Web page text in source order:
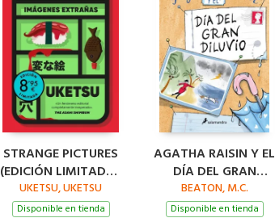
STRANGE PICTURES
(EDICIÓN LIMITADA ·
VERANO)
UKETSU, UKETSU
Disponible en tienda
AGATHA RAISIN Y EL
DÍA DEL GRAN
DILUVIO (AGATHA
RAISIN 12)
BEATON, M.C.
Disponible en tienda